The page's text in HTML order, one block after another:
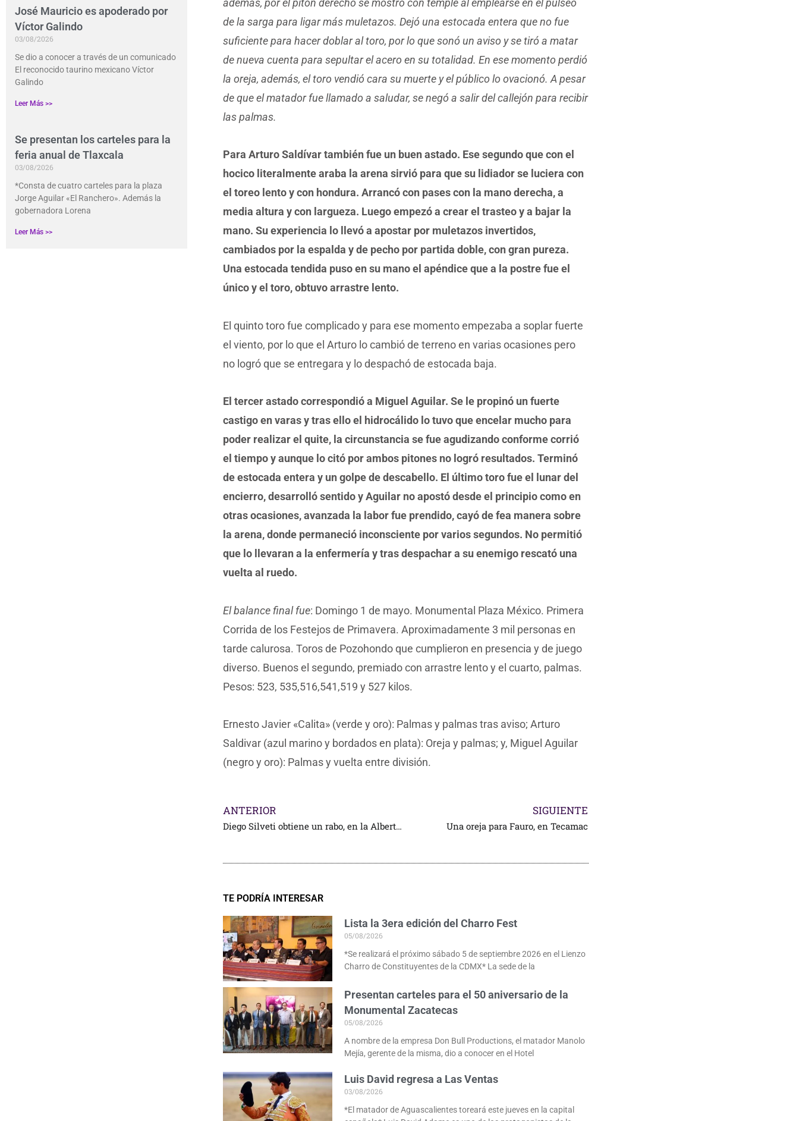
José Mauricio es apoderado por
Víctor Galindo
03/08/2026
Se dio a conocer a través de un comunicado
El reconocido taurino mexicano Víctor
Galindo
Leer Más >>
Se presentan los carteles para la
feria anual de Tlaxcala
03/08/2026
*Consta de cuatro carteles para la plaza
Jorge Aguilar «El Ranchero». Además la
gobernadora Lorena
Leer Más >>
de la sarga para ligar más muletazos. Dejó una estocada entera que no fue
suficiente para hacer doblar al toro, por lo que sonó un aviso y se tiró a matar
de nueva cuenta para sepultar el acero en su totalidad. En ese momento perdió
la oreja, además, el toro vendió cara su muerte y el público lo ovacionó. A pesar
de que el matador fue llamado a saludar, se negó a salir del callejón para recibir
las palmas.
Para Arturo Saldívar también fue un buen astado. Ese segundo que con el
hocico literalmente araba la arena sirvió para que su lidiador se luciera con
el toreo lento y con hondura. Arrancó con pases con la mano derecha, a
media altura y con largueza. Luego empezó a crear el trasteo y a bajar la
mano. Su experiencia lo llevó a apostar por muletazos invertidos,
cambiados por la espalda y de pecho por partida doble, con gran pureza.
Una estocada tendida puso en su mano el apéndice que a la postre fue el
único y el toro, obtuvo arrastre lento.
El quinto toro fue complicado y para ese momento empezaba a soplar fuerte
el viento, por lo que el Arturo lo cambió de terreno en varias ocasiones pero
no logró que se entregara y lo despachó de estocada baja.
El tercer astado correspondió a Miguel Aguilar. Se le propinó un fuerte
castigo en varas y tras ello el hidrocálido lo tuvo que encelar mucho para
poder realizar el quite, la circunstancia se fue agudizando conforme corrió
el tiempo y aunque lo citó por ambos pitones no logró resultados. Terminó
de estocada entera y un golpe de descabello. El último toro fue el lunar del
encierro, desarrolló sentido y Aguilar no apostó desde el principio como en
otras ocasiones, avanzada la labor fue prendido, cayó de fea manera sobre
la arena, donde permaneció inconsciente por varios segundos. No permitió
que lo llevaran a la enfermería y tras despachar a su enemigo rescató una
vuelta al ruedo.
El balance final fue: Domingo 1 de mayo. Monumental Plaza México. Primera
Corrida de los Festejos de Primavera. Aproximadamente 3 mil personas en
tarde calurosa. Toros de Pozohondo que cumplieron en presencia y de juego
diverso. Buenos el segundo, premiado con arrastre lento y el cuarto, palmas.
Pesos: 523, 535,516,541,519 y 527 kilos.
Ernesto Javier «Calita» (verde y oro): Palmas y palmas tras aviso; Arturo
Saldivar (azul marino y bordados en plata): Oreja y palmas; y, Miguel Aguilar
(negro y oro): Palmas y vuelta entre división.
ANTERIOR
Diego Silveti obtiene un rabo, en la Alberto Balderas
SIGUIENTE
Una oreja para Fauro, en Tecamac
TE PODRÍA INTERESAR
Lista la 3era edición del Charro Fest
05/08/2026
*Se realizará el próximo sábado 5 de septiembre 2026 en el Lienzo
Charro de Constituyentes de la CDMX* La sede de la
Presentan carteles para el 50 aniversario de la
Monumental Zacatecas
05/08/2026
A nombre de la empresa Don Bull Productions, el matador Manolo
Mejía, gerente de la misma, dio a conocer en el Hotel
Luis David regresa a Las Ventas
03/08/2026
*El matador de Aguascalientes toreará este jueves en la capital